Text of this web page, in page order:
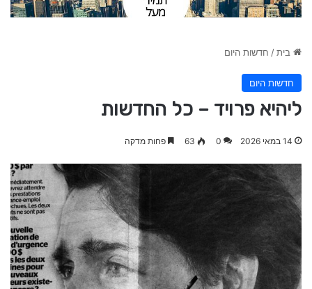
בית/ חדשות היום
חדשות היום
ליהיא פרויד – כל החדשות
14 במאי 2026 0
63 פחות מדקה